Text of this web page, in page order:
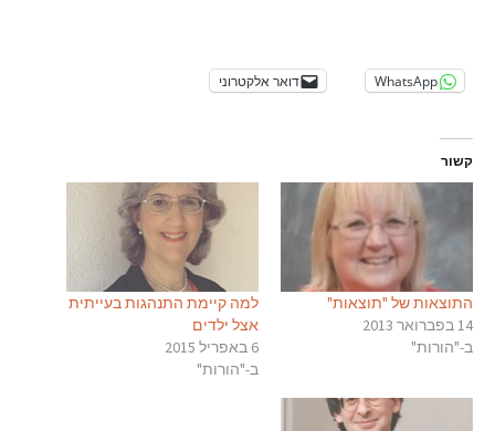
WhatsApp דואר אלקטרוני
קשור
התוצאות של "תוצאות"
14 בפברואר 2013
ב-"הורות"
למה קיימת התנהגות בעייתית
אצל ילדים
6 באפריל 2015
ב-"הורות"